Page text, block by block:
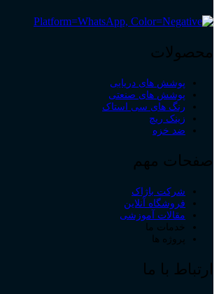
محصولات
پوشش های دریایی
پوشش های صنعتی
رنگ های سی استاک
زینک ریچ
ضد خزه
صفحات مهم
شرکت باژاک
فروشگاه آنلاین
مقالات آموزشی
خدمات ما
پروژه ها
ارتباط با ما